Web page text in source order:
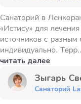
Санаторий в
«Истису» для
источников с
индивидуально.
читать далее
Зыгарь
Санаторий